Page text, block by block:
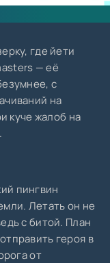
где йети
— её
с
на
куче жалоб на
пингвин
Летать он не
с битой. План
героя в
от